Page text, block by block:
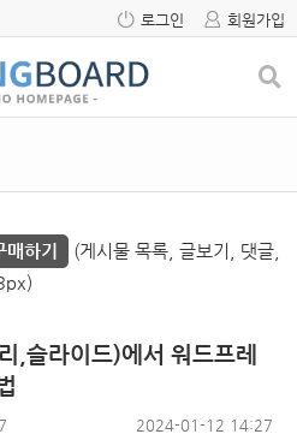
로그인 회원가입
매하기
(게시물 목록, 글보기, 댓글,
,슬라이드)에서 워드프레
2024-01-12 14:27